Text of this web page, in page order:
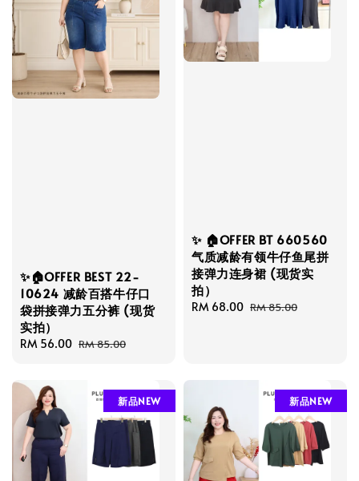
✨🏠OFFER BEST 22-
10624 减龄百搭牛仔口
袋拼接弹力五分裤 (现货
实拍）
Sale
RM 56.00 Regular
RM 85.00
✨ 🏠OFFER BT 660560
气质减龄有领牛仔鱼尾拼
接弹力连身裙 (现货实
拍）
Sale
RM 68.00 Regular
RM 85.00
新品NEW 新品NEW